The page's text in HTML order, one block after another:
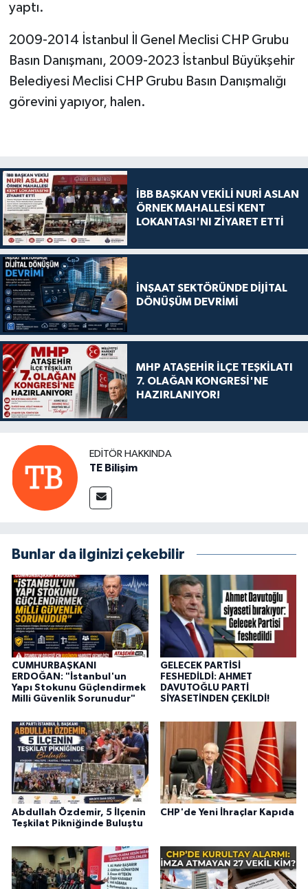
yaptı.
2009-2014 İstanbul İl Genel Meclisi CHP Grubu
Basın Danışmanı, 2009-2023 İstanbul Büyükşehir
Belediyesi Meclisi CHP Grubu Basın Danışmalığı
görevini yapıyor, halen.
İBB BAŞKAN VEKİLİ NURİ ASLAN
ÖRNEK MAHALLESİ KENT
LOKANTASI'NI ZİYARET ETTİ
İNŞAAT SEKTÖRÜNDE DİJİTAL
DÖNÜŞÜM DEVRİMİ
MHP ATAŞEHİR İLÇE TEŞKİLATI
7. OLAĞAN KONGRESİ'NE
HAZIRLANIYOR!
EDITÖR HAKKINDA
TE Bilişim
Bunlar da ilginizi çekebilir
CUMHURBAŞKANI
ERDOĞAN: "İstanbul'un
Yapı Stokunu Güçlendirmek
Milli Güvenlik Sorunudur"
GELECEK PARTİSİ
FESHEDİLDİ: AHMET
DAVUTOĞLU PARTİ
SİYASETİNDEN ÇEKİLDİ!
Abdullah Özdemir, 5 İlçenin
Teşkilat Pikniğinde Buluştu
CHP'de Yeni İhraçlar Kapıda